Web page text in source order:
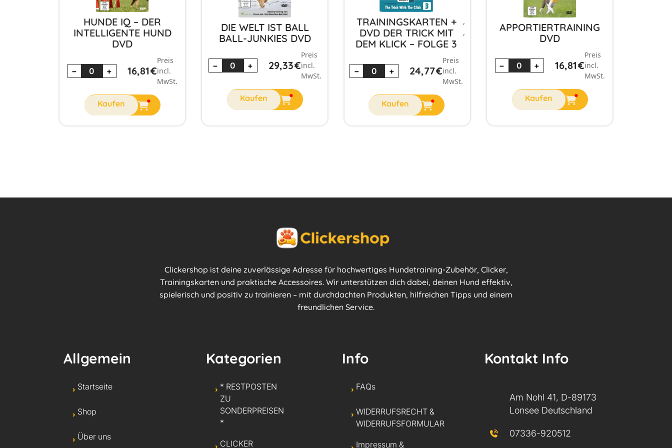
HUNDE IQ – DER
INTELLIGENTE HUND
DVD
− + 16,81€
Preis
incl.
MwSt.
DIE WELT IST BALL
BALL-JUNKIES DVD
− + 29,33€
Preis
incl.
MwSt.
TRAININGSKARTEN +
DVD DER TRICK MIT
DEM KLICK – FOLGE 3
− + 24,77€
Preis
incl.
MwSt.
,
,
APPORTIERTRAINING
DVD
− + 16,81€
Preis
incl.
MwSt.
Clickershop ist deine zuverlässige Adresse für hochwertiges Hundetraining-Zubehör, Clicker,
Trainingskarten und praktische Accessoires. Wir unterstützen dich dabei, deinen Hund effektiv,
spielerisch und positiv zu trainieren – mit durchdachten Produkten, hilfreichen Tipps und einem
freundlichen Service.
Allgemein
Startseite
Shop
Über uns
Kategorien
* RESTPOSTEN
ZU
SONDERPREISEN
*
CLICKER
Info
FAQs
WIDERRUFSRECHT &
WIDERRUFSFORMULAR
Impressum &
Kontakt Info
Am Nohl 41, D-89173
Lonsee Deutschland
07336-920512